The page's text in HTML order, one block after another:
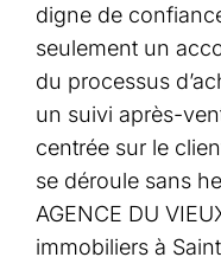
digne de
seulement un
du processus
un suivi après-
centrée sur le
se déroule sans
AGENCE DU
immobiliers à